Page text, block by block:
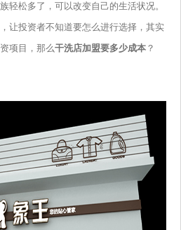
轻松多了，可以改变自己的生活状况。
让投资者不知道要怎么进行选择，其实
项目，那么干洗店加盟要多少成本 ？